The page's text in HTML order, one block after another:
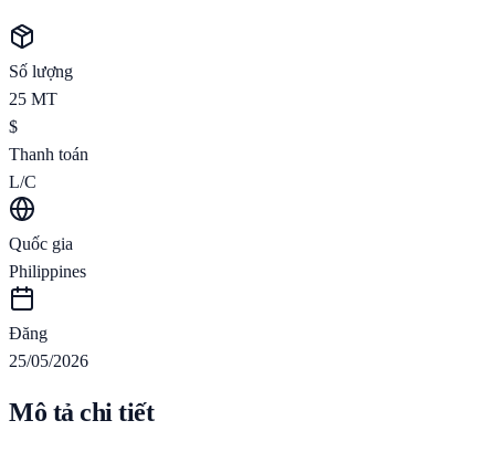
Số lượng
25 MT
$
Thanh toán
L/C
Quốc gia
Philippines
Đăng
25/05/2026
Mô tả chi tiết